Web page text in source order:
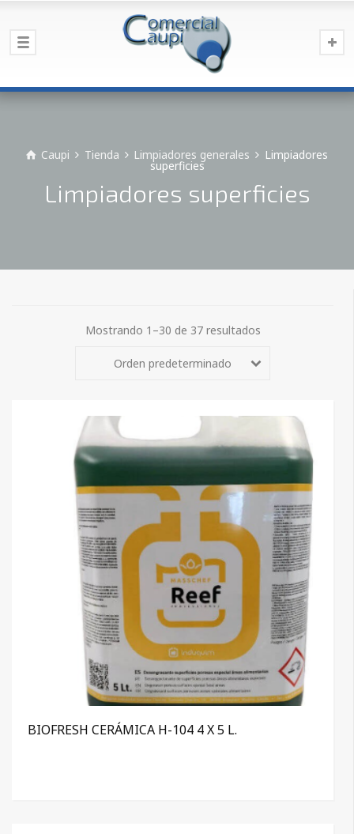
Caupi Tienda Limpiadores generales Limpiadores
superficies
Limpiadores superficies
Mostrando 1–30 de 37 resultados
Orden predeterminado
BIOFRESH CERÁMICA H-104 4 X 5 L.